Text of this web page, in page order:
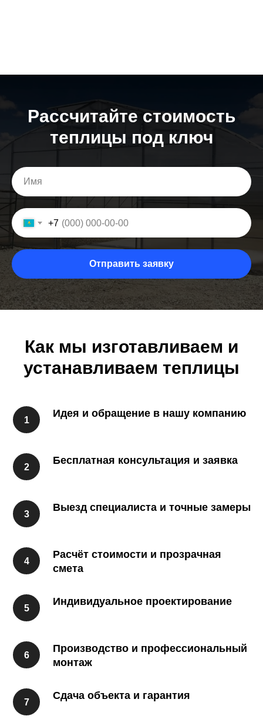
Расcчитайте стоимость
теплицы под ключ
+7
Отправить заявку
Как мы изготавливаем и
устанавливаем теплицы
Идея и обращение в нашу компанию
Бесплатная консультация и заявка
Выезд специалиста и точные замеры
Расчёт стоимости и прозрачная
смета
Индивидуальное проектирование
Производство и профессиональный
монтаж
Сдача объекта и гарантия